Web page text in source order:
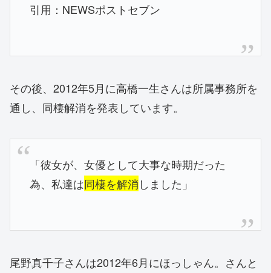
引用：NEWSポストセブン
その後、2012年5月に高橋一生さんは所属事務所を
通し、同棲解消を発表しています。
「彼女が、女優として大事な時期だった
為、私達は同棲を解消しました」
尾野真千子さんは2012年6月にほっしゃん。さんと